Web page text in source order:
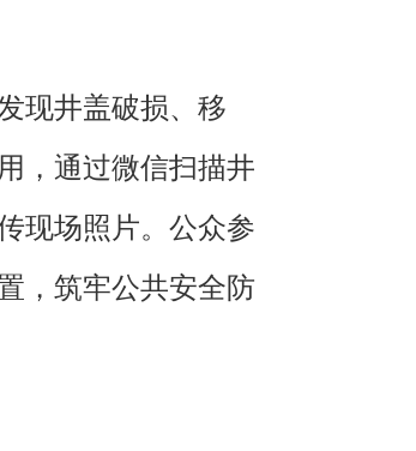
现井盖破损、移
，通过微信扫描井
现场照片。公众参
，筑牢公共安全防